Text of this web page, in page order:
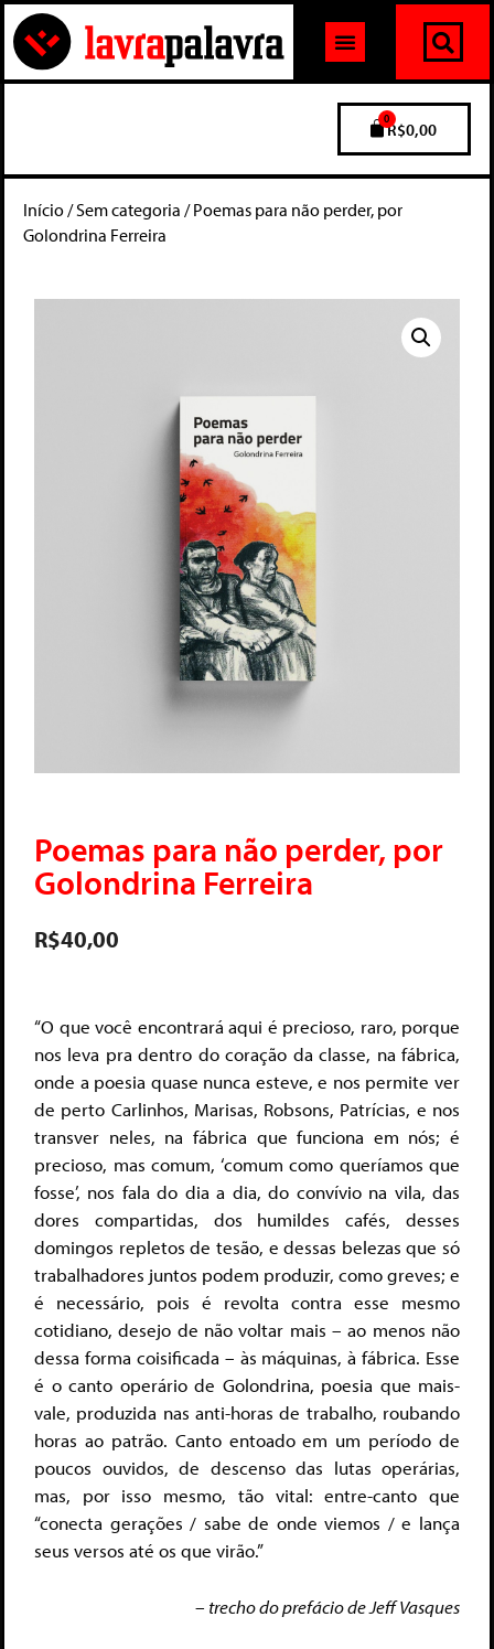
R$0,00
0
Início/Sem categoria / Poemas para não perder, por
Golondrina Ferreira
Poemas para não perder, por
Golondrina Ferreira
R$40,00
“O que você encontrará aqui é precioso, raro, porque
nos leva pra dentro do coração da classe, na fábrica,
onde a poesia quase nunca esteve, e nos permite ver
de perto Carlinhos, Marisas, Robsons, Patrícias, e nos
transver neles, na fábrica que funciona em nós; é
precioso, mas comum, ‘comum como queríamos que
fosse’, nos fala do dia a dia, do convívio na vila, das
dores compartidas, dos humildes cafés, desses
domingos repletos de tesão, e dessas belezas que só
trabalhadores juntos podem produzir, como greves; e
é necessário, pois é revolta contra esse mesmo
cotidiano, desejo de não voltar mais – ao menos não
dessa forma coisificada – às máquinas, à fábrica. Esse
é o canto operário de Golondrina, poesia que mais-
vale, produzida nas anti-horas de trabalho, roubando
horas ao patrão. Canto entoado em um período de
poucos ouvidos, de descenso das lutas operárias,
mas, por isso mesmo, tão vital: entre-canto que
“conecta gerações / sabe de onde viemos / e lança
seus versos até os que virão.”
– trecho do prefácio de Jeff Vasques